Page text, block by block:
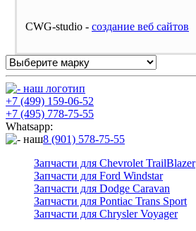
CWG-studio - cоздание веб сайтов
+7 (499) 159-06-52
+7 (495) 778-75-55
Whatsapp:
8 (901) 578-75-55
Запчасти для Chevrolet TrailBlazer
Запчасти для Ford Windstar
Запчасти для Dodge Caravan
Запчасти для Pontiac Trans Sport
Запчасти для Chrysler Voyager